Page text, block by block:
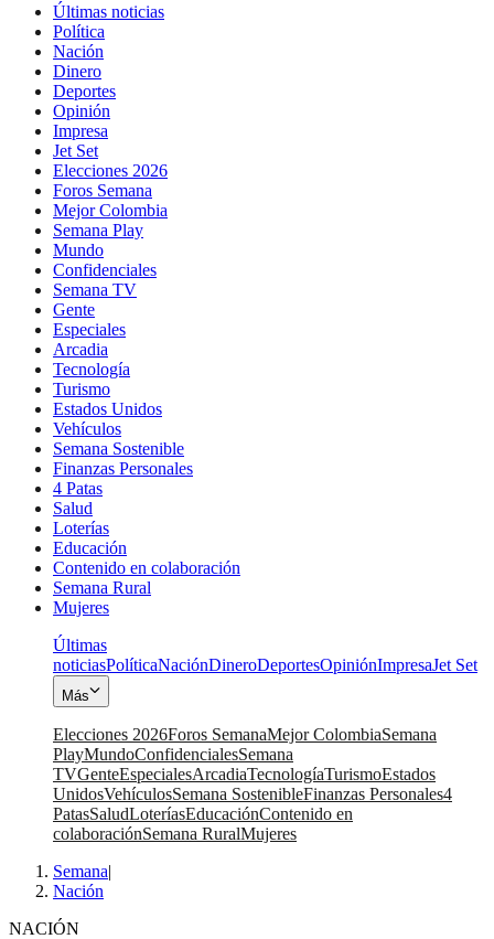
Últimas noticias
Política
Nación
Dinero
Deportes
Opinión
Impresa
Jet Set
Elecciones 2026
Foros Semana
Mejor Colombia
Semana Play
Mundo
Confidenciales
Semana TV
Gente
Especiales
Arcadia
Tecnología
Turismo
Estados Unidos
Vehículos
Semana Sostenible
Finanzas Personales
4 Patas
Salud
Loterías
Educación
Contenido en colaboración
Semana Rural
Mujeres
Últimas
noticiasPolíticaNaciónDineroDeportesOpiniónImpresaJet Set
Más
Elecciones 2026Foros SemanaMejor ColombiaSemana
PlayMundoConfidencialesSemana
TVGenteEspecialesArcadiaTecnologíaTurismoEstados
UnidosVehículosSemana SostenibleFinanzas Personales4
PatasSaludLoteríasEducaciónContenido en
colaboraciónSemana RuralMujeres
Semana|
Nación
NACIÓN